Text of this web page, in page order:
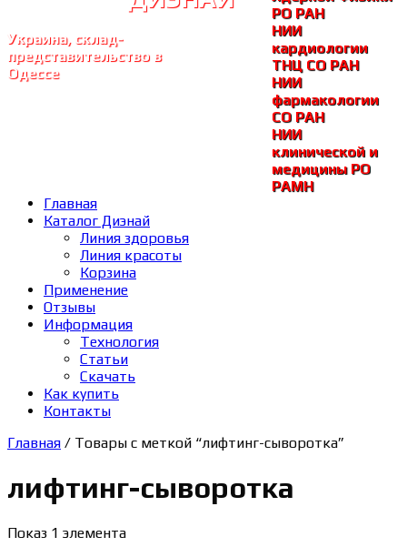
Украина, склад-
представительство в
Одессе
РО РАH
НИИ
кардиологии
ТНЦ СО РАH
НИИ
фармакологии
СО РАH
НИИ
клинической и
медицины РО
РАМH
Главная
Каталог Диэнай
Линия здоровья
Линия красоты
Корзина
Применение
Отзывы
Информация
Технология
Статьи
Скачать
Как купить
Контакты
Главная / Товары с меткой “лифтинг-сыворотка”
лифтинг-сыворотка
Показ 1 элемента